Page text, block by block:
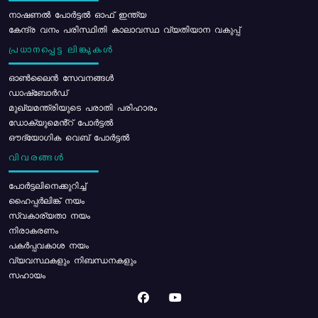
നാഷണൽ പോർട്ടൽ ഓഫ് ഇന്ത്യ
കേന്ദ്ര വനം പരിസ്ഥിതി കാലാവസ്ഥ വ്യതിയാന വകുപ്പ്
പ്രധാനപ്പെട്ട ലിങ്കുകൾ
ഓൺലൈൻ സേവനങ്ങൾ
ഡാഷ്ബോർഡ്
മുഖ്യമന്ത്രിയുടെ പരാതി പരിഹാരം
ഡോക്യുമെൻ്റ് പോർട്ടൽ
ഔദ്യോഗിക വെബ് പോർട്ടൽ
വിവരങ്ങൾ
പോര്‍ട്ടലിനെക്കുറിച്ച്
ഹൈപ്പർലിങ്ക് നയം
സ്വകാര്യതാ നയം
നിരാകരണം
പകർപ്പവകാശ നയം
വ്യവസ്ഥകളും നിബന്ധനകളും
സഹായം